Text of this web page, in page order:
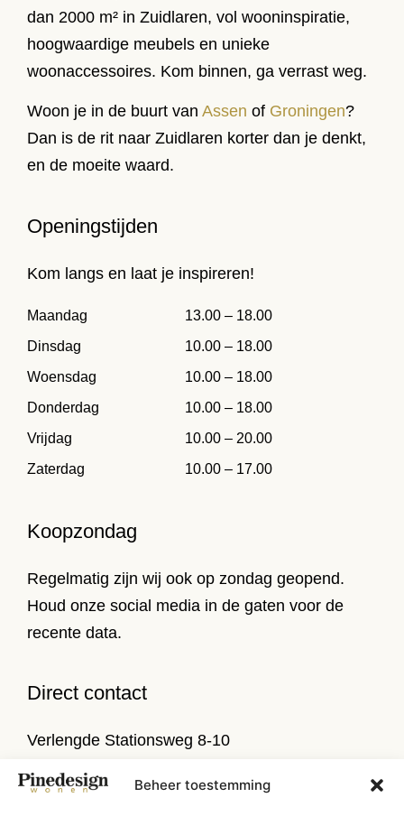
Beheer toestemming
dan 2000 m² in Zuidlaren, vol wooninspiratie,
hoogwaardige meubels en unieke
woonaccessoires. Kom binnen, ga verrast weg.
Woon je in de buurt van Assen of Groningen?
Dan is de rit naar Zuidlaren korter dan je denkt,
en de moeite waard.
Openingstijden
Kom langs en laat je inspireren!
Maandag
13.00 – 18.00
Dinsdag
10.00 – 18.00
Woensdag
10.00 – 18.00
Donderdag
10.00 – 18.00
Vrijdag
10.00 – 20.00
Zaterdag
10.00 – 17.00
Koopzondag
Regelmatig zijn wij ook op zondag geopend.
Houd onze social media in de gaten voor de
recente data.
Direct contact
Verlengde Stationsweg 8-10